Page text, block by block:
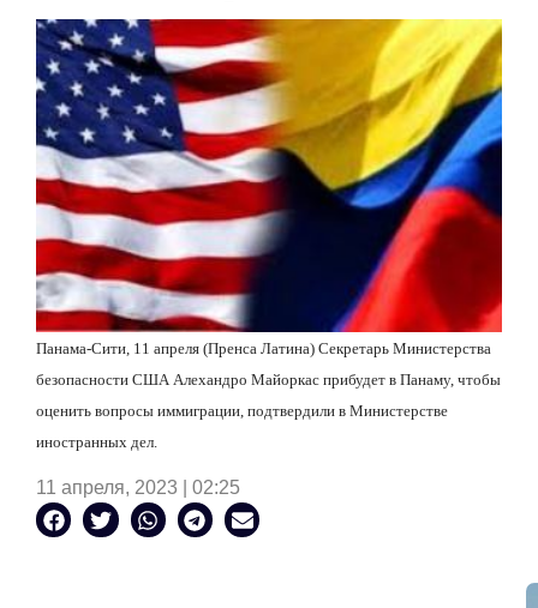
Панама-Сити, 11 апреля (Пренса Латина) Секретарь Министерства
безопасности США Алехандро Майоркас прибудет в Панаму, чтобы
оценить вопросы иммиграции, подтвердили в Министерстве
иностранных дел.
11 апреля, 2023 | 02:25